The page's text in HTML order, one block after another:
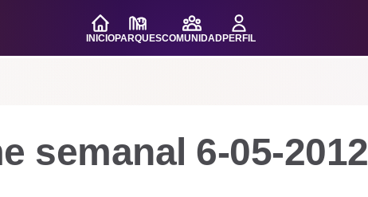
INICIOPARQUESCOMUNIDADPERFIL
semanal 6-05-2012